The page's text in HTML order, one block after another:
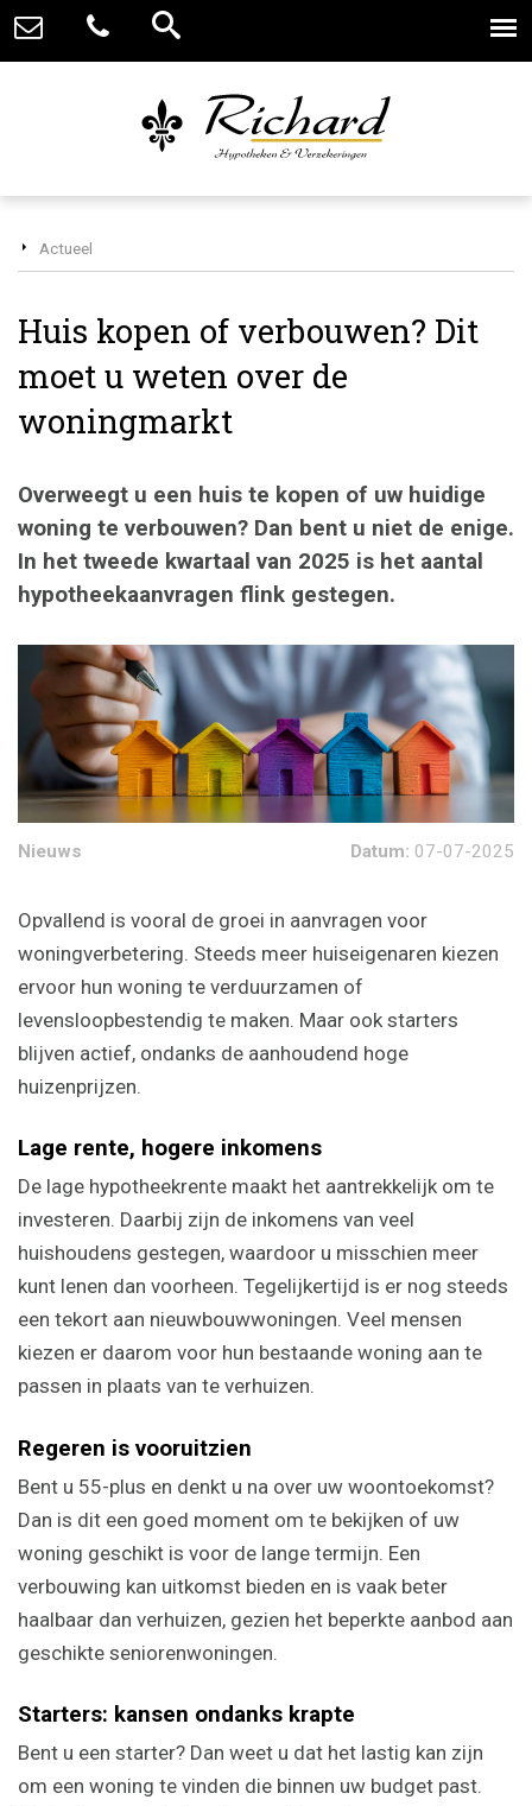
Actueel
Huis kopen of verbouwen? Dit
moet u weten over de
woningmarkt
Overweegt u een huis te kopen of uw huidige
woning te verbouwen? Dan bent u niet de enige.
In het tweede kwartaal van 2025 is het aantal
hypotheekaanvragen flink gestegen.
Nieuws Datum: 07-07-2025
Opvallend is vooral de groei in aanvragen voor
woningverbetering. Steeds meer huiseigenaren kiezen
ervoor hun woning te verduurzamen of
levensloopbestendig te maken. Maar ook starters
blijven actief, ondanks de aanhoudend hoge
huizenprijzen.
Lage rente, hogere inkomens
De lage hypotheekrente maakt het aantrekkelijk om te
investeren. Daarbij zijn de inkomens van veel
huishoudens gestegen, waardoor u misschien meer
kunt lenen dan voorheen. Tegelijkertijd is er nog steeds
een tekort aan nieuwbouwwoningen. Veel mensen
kiezen er daarom voor hun bestaande woning aan te
passen in plaats van te verhuizen.
Regeren is vooruitzien
Bent u 55-plus en denkt u na over uw woontoekomst?
Dan is dit een goed moment om te bekijken of uw
woning geschikt is voor de lange termijn. Een
verbouwing kan uitkomst bieden en is vaak beter
haalbaar dan verhuizen, gezien het beperkte aanbod aan
geschikte seniorenwoningen.
Starters: kansen ondanks krapte
Bent u een starter? Dan weet u dat het lastig kan zijn
om een woning te vinden die binnen uw budget past.